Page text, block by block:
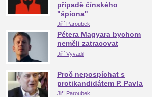
případě čínského
"špiona"
Jiří Paroubek
Pétera Magyara bychom
neměli zatracovat
Jiří Vyvadil
Proč nepospíchat s
protikandidátem P. Pavla
Jiří Paroubek